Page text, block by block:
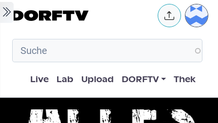
Skip to main content User
Hauptnavigation
Live Lab Upload DORFTV Thek